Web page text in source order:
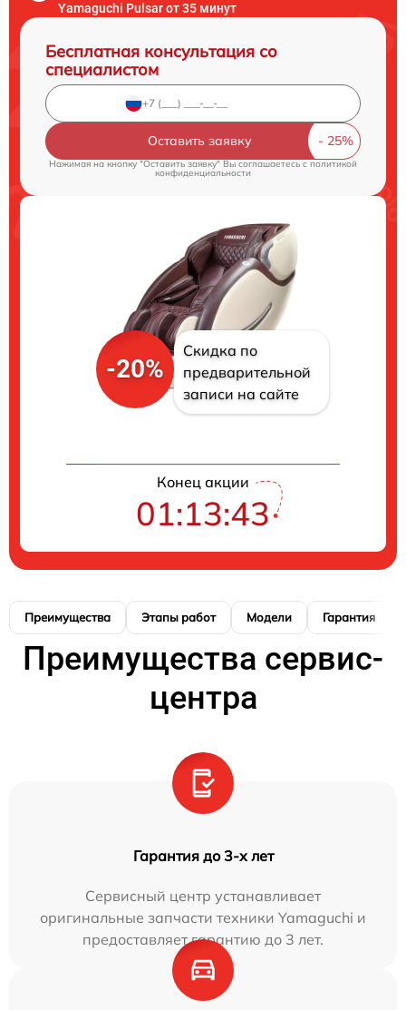
Yamaguchi Pulsar от 35 минут
Бесплатная консультация со
специалистом
Оставить заявку
Нажимая на кнопку "Оставить заявку" Вы соглашаетесь cполитикой
конфиденциальности
-20%
Скидка по
предварительной
записи на сайте
Конец акции
01:13:42
Преимущества Этапы работ Модели Гарантия
Преимущества сервис-
центра
Гарантия до 3-х лет
Сервисный центр устанавливает
оригинальные запчасти техники Yamaguchi и
предоставляет гарантию до 3 лет.